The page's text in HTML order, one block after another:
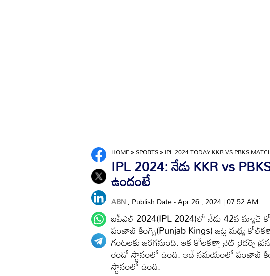
HOME»SPORTS»IPL 2024 TODAY KKR VS PBKS
IPL 2024: నేడు KKR vs
ఉందంటే
ABN, Publish Date - Apr 26 , 2024 | 07:52 AM
ఐపీఎల్ 2024(IPL 2024)లో నేడు 42వ మ్యాచ్
పంజాబ్ కింగ్స్(Punjab Kings) జట్ల మధ్య
గంటలకు జరగనుంది. ఇక కోలకత్తా నైట్ రైడర్స్
రెండో స్థానంలో ఉంది. అదే సమయంలో పంజాబ్
స్థానంలో ఉంది.